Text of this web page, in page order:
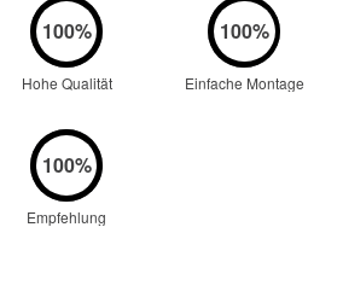
Hohe Qualität Einfache Montage
Empfehlung